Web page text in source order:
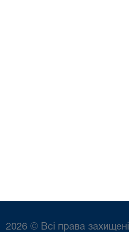
2026 © Всі права захищені